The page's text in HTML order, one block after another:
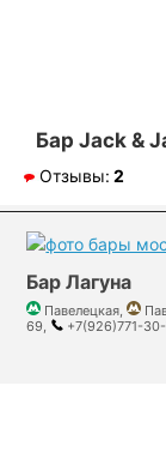
Бар Jack &
Отзывы: 2
Бар Лагуна
Павелецкая,
69,
+7(926)771-